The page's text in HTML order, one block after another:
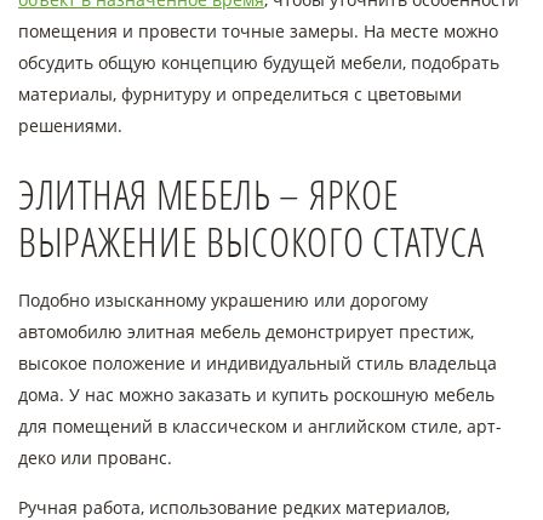
помещения и провести точные замеры. На месте можно
обсудить общую концепцию будущей мебели, подобрать
материалы, фурнитуру и определиться с цветовыми
решениями.
ЭЛИТНАЯ МЕБЕЛЬ – ЯРКОЕ
ВЫРАЖЕНИЕ ВЫСОКОГО СТАТУСА
Подобно изысканному украшению или дорогому
автомобилю элитная мебель демонстрирует престиж,
высокое положение и индивидуальный стиль владельца
дома. У нас можно заказать и купить роскошную мебель
для помещений в классическом и английском стиле, арт-
деко или прованс.
Ручная работа, использование редких материалов,